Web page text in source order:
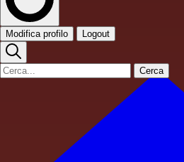
Modifica profilo Logout
Cerca